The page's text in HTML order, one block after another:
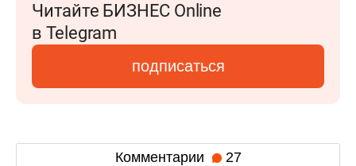
Читайте БИЗНЕС Online
в Telegram
подписаться
Комментарии 27